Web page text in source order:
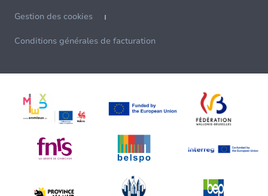
Gestion des cookies
Conditions générales de facturation